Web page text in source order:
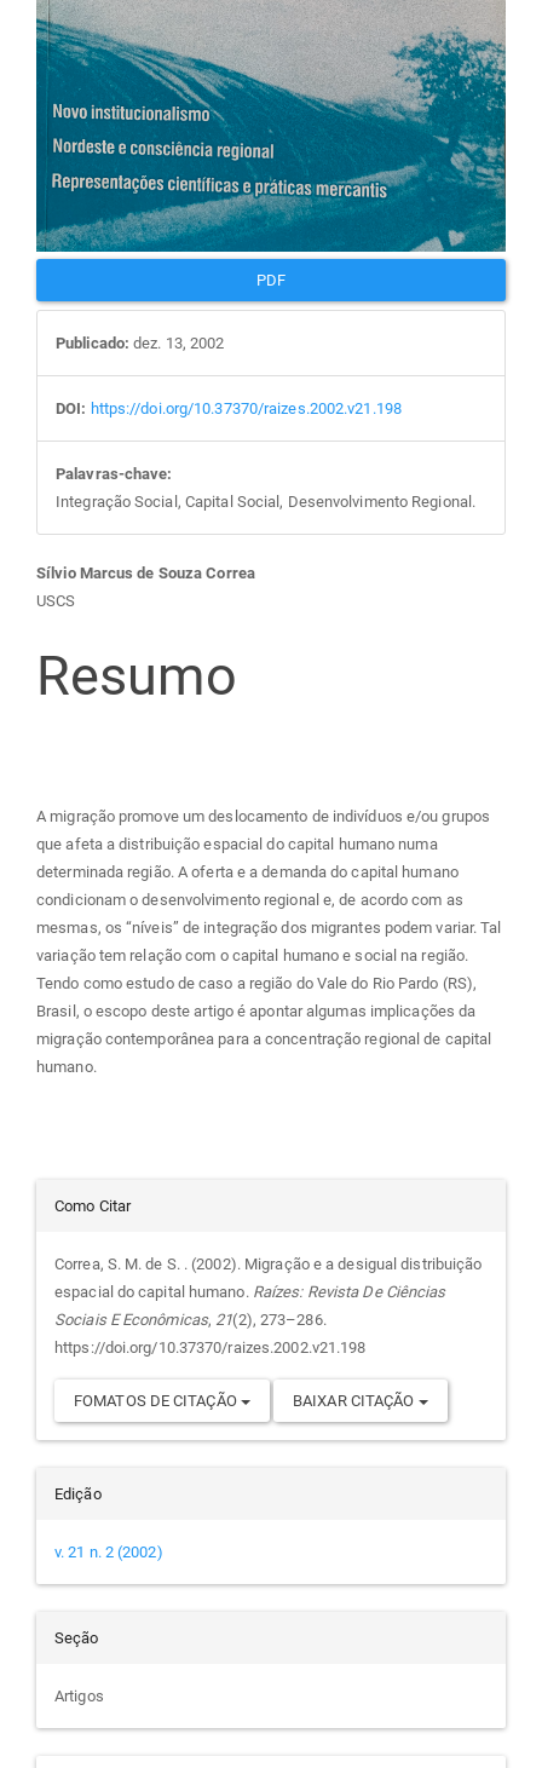
PDF
Publicado: dez. 13, 2002
DOI: https://doi.org/10.37370/raizes.2002.v21.198
Palavras-chave:
Integração Social, Capital Social, Desenvolvimento Regional.
Conteúdo
do
artigo
Sílvio Marcus de Souza Correa
USCS
Resumo
A migração promove um deslocamento de indivíduos e/ou grupos
que afeta a distribuição espacial do capital humano numa
determinada região. A oferta e a demanda do capital humano
condicionam o desenvolvimento regional e, de acordo com as
mesmas, os “níveis” de integração dos migrantes podem variar. Tal
variação tem relação com o capital humano e social na região.
Tendo como estudo de caso a região do Vale do Rio Pardo (RS),
Brasil, o escopo deste artigo é apontar algumas implicações da
migração contemporânea para a concentração regional de capital
humano.
Detalhes
do
artigo
Como Citar
Correa, S. M. de S. . (2002). Migração e a desigual distribuição
espacial do capital humano. Raízes: Revista De Ciências
Sociais E Econômicas, 21(2), 273–286.
https://doi.org/10.37370/raizes.2002.v21.198
FOMATOS DE CITAÇÃO BAIXAR CITAÇÃO
Edição
v. 21 n. 2 (2002)
Seção
Artigos